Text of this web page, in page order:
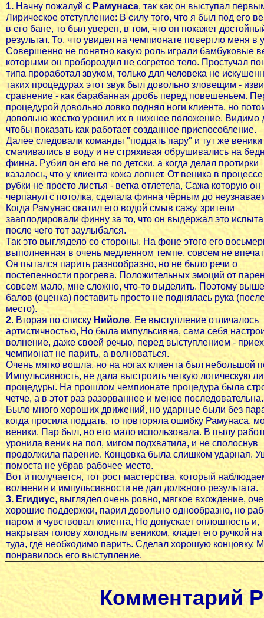
1. Начну пожалуй с Рамунаса, так как он выступал
Лирическое отступление: В силу того, что я был под его
в его бане, то был уверен, в том, что он покажет
результат. То, что увидел на чемпионате повергло меня в
Совершенно не понятно какую роль играли бамбуковые
которыми он пробороздил не согретое тело. Простучал
типа проработал звуком, только для человека не
таких процедурах этот звук был довольно зловещим -
сравнение - как барабанная дробь перед повешеньем.
процедурой довольно ловко поднял ноги клиента, но
довольно жестко уронил их в нижнее положение. Видимо
чтобы показать как работает созданное приспособление.
Далее следовали команды "поддать пару" и тут же веники
смачивались в воду и не стряхивая обрушивались на
финна. Рубил он его не по детски, а когда делал протирки
казалось, что у клиента кожа лопнет. От веника в
рубки не просто листья - ветка отлетела, Сажа которую он
черпанул с потолка, сделала финна чёрным до
Когда Рамунас окатил его водой смыв сажу, зрители
зааплодировали финну за то, что он выдержал это
после чего тот заулыбался.
Так это выглядело со стороны. На фоне этого его
выполненная в очень медленном темпе, совсем не
Он пытался парить разнообразно, но не было речи о
постепенности прогрева. Положительных эмоций от
совсем мало, мне сложно, что-то выделить. Поэтому
балов (оценка) поставить просто не поднялась рука
место).
2. Вторая по списку Нийоле. Ее выступление отличалось
артистичностью, Но была импульсивна, сама себя
волнение, даже своей речью, перед выступлением -
чемпионат не парить, а волноваться.
Очень мягко вошла, но на ногах клиента был небольшой
Импульсивность, не дала выстроить четкую логическую
процедуры. На прошлом чемпионате процедура была
четче, а в этот раз разорваннее и менее последовательна.
Было много хороших движений, но ударные были без
когда просила поддать, то повторяла ошибку Рамунаса,
веники. Пар был, но его мало использовала. В пылу
уронила веник на пол, мигом подхватила, и не сполоснув
продолжила парение. Концовка была слишком ударная.
помоста не убрав рабочее место.
Вот и получается, тот рост мастерства, который
волнения и импульсивности не дал должного результата.
3. Егидиус, выглядел очень ровно, мягкое вхождение,
хорошие поддержки, парил довольно однообразно, но
паром и чувствовал клиента, Но допускает оплошность и,
накрывая голову холодным веником, кладет его ручкой на
туда, где необходимо парить. Сделал хорошую концовку.
понравилось его выступление.
Комментарий